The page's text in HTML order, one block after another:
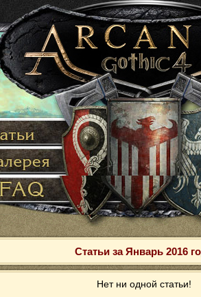
Статьи за Январь 2016
Нет ни одной статьи!